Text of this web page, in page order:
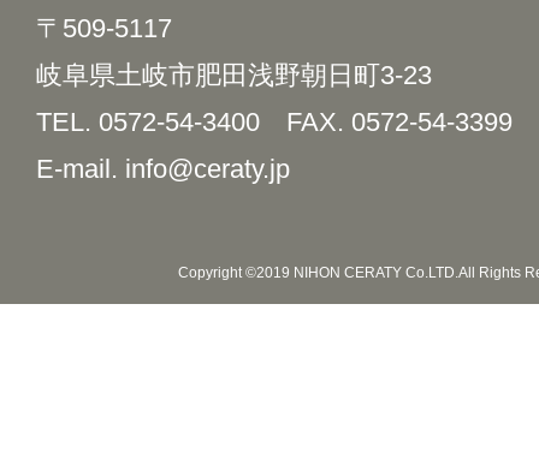
〒509-5117
岐阜県土岐市肥田浅野朝日町3-23
TEL. 0572-54-3400 FAX. 0572-54-3399
E-mail. info@ceraty.jp
Copyright ©2019 NIHON CERATY Co.LTD.All Rights